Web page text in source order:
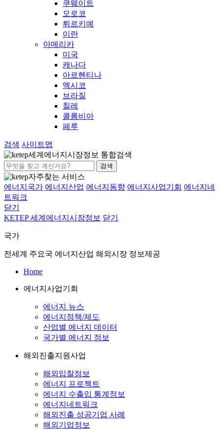
쿠웨이트
모로코
튀르키예
이란
아메리카
미국
캐나다
아르헨티나
멕시코
브라질
칠레
콜롬비아
페루
검색 사이트맵
세계에너지시장정보 통합검색
검색
자주찾는 서비스
에너지국가 에너지산업 에너지동향 에너지사업기회 에너지네
트워크
닫기
KETEP 세계에너지시장정보 닫기
국가
전세계 주요국 에너지산업 해외시장 정보제공
Home
에너지사업기회
에너지 뉴스
에너지정책/제도
산업별 에너지 데이터
국가별 에너지 정보
해외진출지원사업
해외입찰정보
에너지 프로젝트
에너지 수출입 통계정보
에너지네트워크
해외진출 성공기업 사례
해외기업정보